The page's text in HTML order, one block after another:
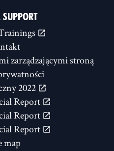
zarządzającymi stroną
2022
Report
Report
Report
map